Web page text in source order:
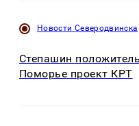
Новости Северодвинска
Степашин
Поморье проект КРТ